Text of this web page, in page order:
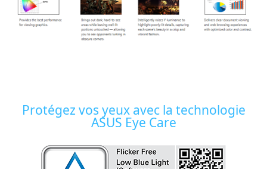
Protégez vos yeux avec la technologie
ASUS Eye Care